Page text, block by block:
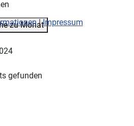
zu Monat
gefunden
|Impressum